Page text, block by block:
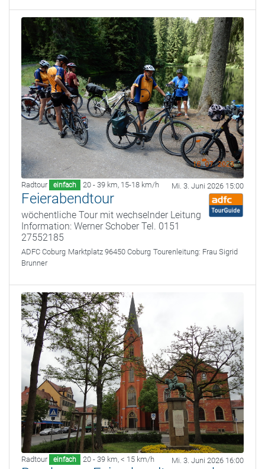
Radtour einfach 20 - 39 km, 15-18 km/h Mi. 3. Juni 2026 15:00
Feierabendtour
wöchentliche Tour mit wechselnder Leitung
Information: Werner Schober Tel. 0151
27552185
ADFC Coburg Marktplatz 96450 Coburg Tourenleitung: Frau Sigrid
Brunner
Radtour einfach 20 - 39 km, < 15 km/h Mi. 3. Juni 2026 16:00